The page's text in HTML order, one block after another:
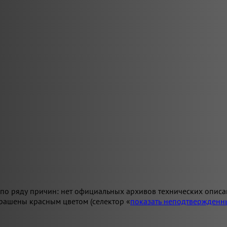
ряду причин: нет официальных архивов технических
красным цветом (селектор «показать